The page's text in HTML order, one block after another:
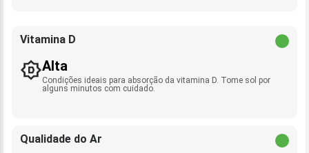
Vitamina D
Alta
Condições ideais para absorção da vitamina D. Tome sol por
alguns minutos com cuidado.
Qualidade do Ar